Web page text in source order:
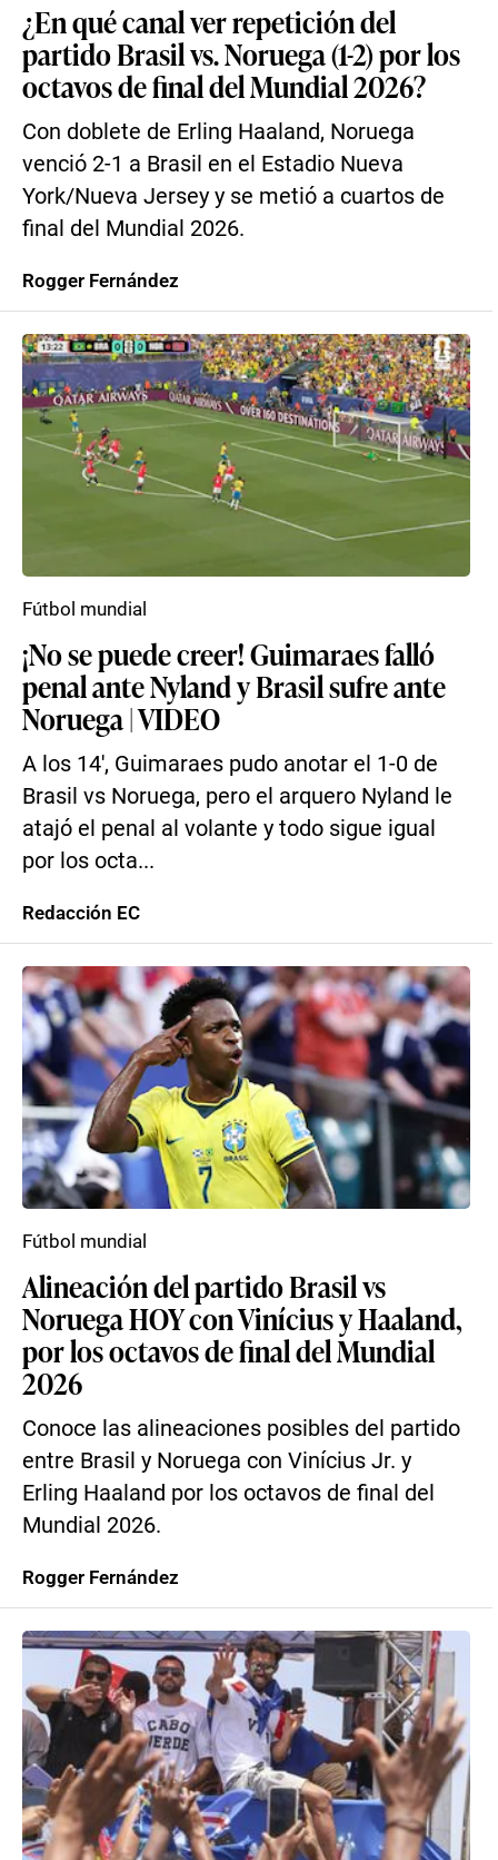
¿En qué canal ver repetición del
partido Brasil vs. Noruega (1-2) por los
octavos de final del Mundial 2026?
Con doblete de Erling Haaland, Noruega
venció 2-1 a Brasil en el Estadio Nueva
York/Nueva Jersey y se metió a cuartos de
final del Mundial 2026.
Rogger Fernández
¡No se puede creer! Guimaraes falló
penal ante Nyland y Brasil sufre ante
Noruega | VIDEO
A los 14′, Guimaraes pudo anotar el 1-0 de
Brasil vs Noruega, pero el arquero Nyland le
atajó el penal al volante y todo sigue igual
por los octa...
Fútbol mundial
Redacción EC
Alineación del partido Brasil vs
Noruega HOY con Vinícius y Haaland,
por los octavos de final del Mundial
2026
Conoce las alineaciones posibles del partido
entre Brasil y Noruega con Vinícius Jr. y
Erling Haaland por los octavos de final del
Mundial 2026.
Fútbol mundial
Rogger Fernández